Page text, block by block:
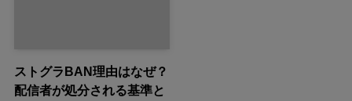
ストグラBAN理由はなぜ？
配信者が処分される基準と